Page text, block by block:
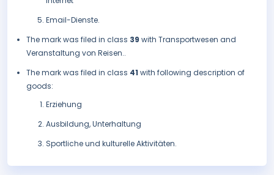
Email-Dienste.
The mark was filed in class 39 with Transportwesen and
Veranstaltung von Reisen..
The mark was filed in class 41 with following description of
goods:
Erziehung
Ausbildung, Unterhaltung
Sportliche und kulturelle Aktivitäten.